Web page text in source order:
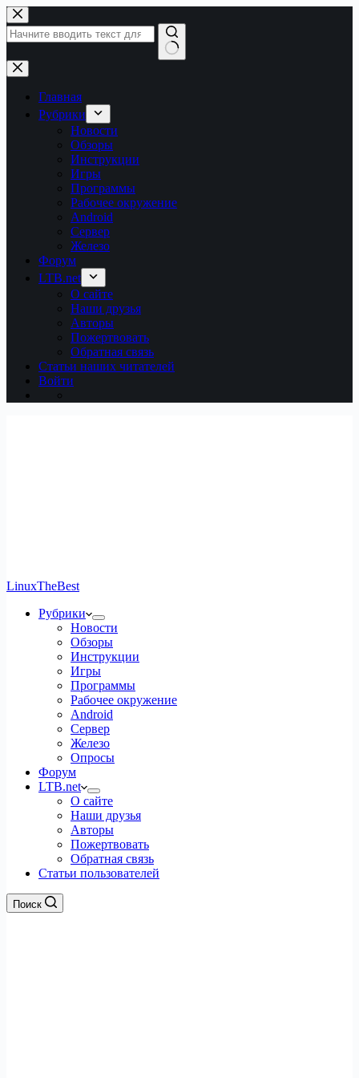
Перейти
к
сути
Ничего
не
найденоГлавная
Рубрики
Новости
Обзоры
Инструкции
Игры
Программы
Рабочее окружение
Android
Сервер
Железо
Форум
LTB.net
О сайте
Наши друзья
Авторы
Пожертвовать
Обратная связь
Статьи наших читателей
Войти
LinuxTheBest
Рубрики
Новости
Обзоры
Инструкции
Игры
Программы
Рабочее окружение
Android
Сервер
Железо
Опросы
Форум
LTB.net
О сайте
Наши друзья
Авторы
Пожертвовать
Обратная связь
Статьи пользователей
Поиск